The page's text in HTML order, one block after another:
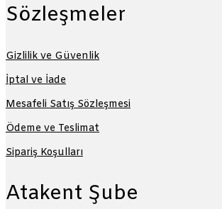
Sözleşmeler
Gizlilik ve Güvenlik
İptal ve İade
Mesafeli Satış Sözleşmesi
Ödeme ve Teslimat
Sipariş Koşulları
Atakent Şube